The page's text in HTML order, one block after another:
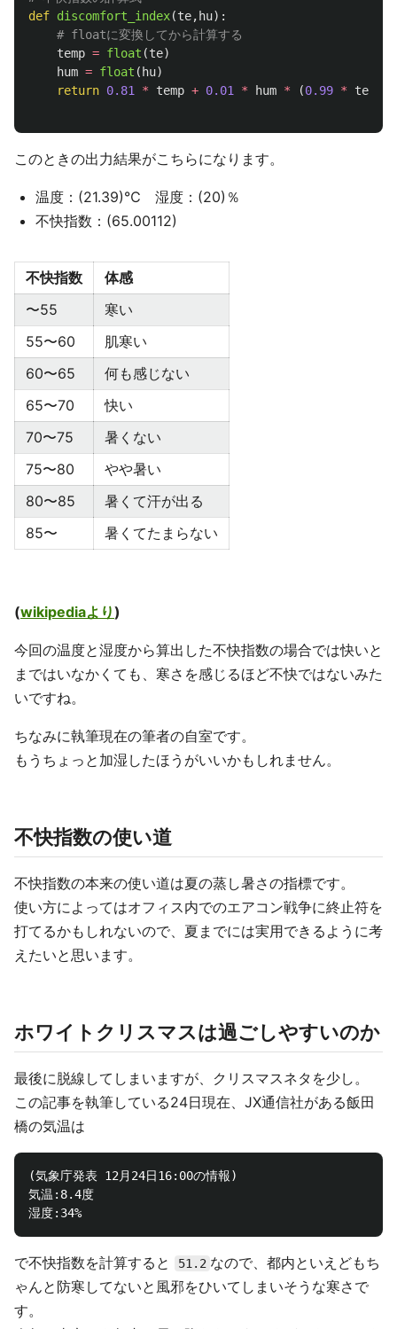
def discomfort_index(te, hu):
temp = float (te)
hum = float ( hu)
return 0.81 * temp + 0.01 * hum * (0.99 * temp
このときの出力結果がこちらになります。
温度：(21.39)℃ 湿度：(20)％
不快指数：(65.00112)
不快指数
体感
〜55
寒い
55〜60
肌寒い
60〜65
何も感じない
65〜70
快い
70〜75
暑くない
75〜80
やや暑い
80〜85
暑くて汗が出る
85〜
暑くてたまらない
(wikipediaより)
今回の温度と湿度から算出した不快指数の場合では快いと
まではいなかくても、寒さを感じるほど不快ではないみた
いですね。
ちなみに執筆現在の筆者の自室です。
もうちょっと加湿したほうがいいかもしれません。
不快指数の使い道
不快指数の本来の使い道は夏の蒸し暑さの指標です。
使い方によってはオフィス内でのエアコン戦争に終止符を
打てるかもしれないので、夏までには実用できるように考
えたいと思います。
ホワイトクリスマスは過ごしやすいのか
最後に脱線してしまいますが、クリスマスネタを少し。
この記事を執筆している24日現在、JX通信社がある飯田
橋の気温は
(気象庁発表 12月24日16:00の情報)
気温:8.4度
で不快指数を計算すると 51.2 なので、都内といえどもち
ゃんと防寒してないと風邪をひいてしまいそうな寒さで
す。